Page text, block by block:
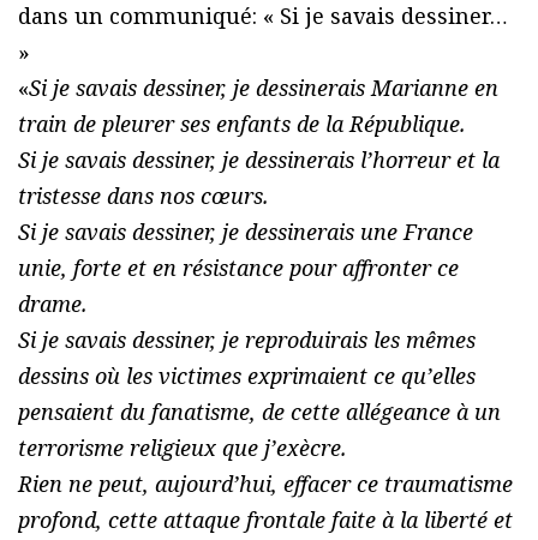
dans un communiqué: « Si je savais dessiner…
»
«Si je savais dessiner, je dessinerais Marianne en
train de pleurer ses enfants de la République.
Si je savais dessiner, je dessinerais l’horreur et la
tristesse dans nos cœurs.
Si je savais dessiner, je dessinerais une France
unie, forte et en résistance pour affronter ce
drame.
Si je savais dessiner, je reproduirais les mêmes
dessins où les victimes exprimaient ce qu’elles
pensaient du fanatisme, de cette allégeance à un
terrorisme religieux que j’exècre.
Rien ne peut, aujourd’hui, effacer ce traumatisme
profond, cette attaque frontale faite à la liberté et